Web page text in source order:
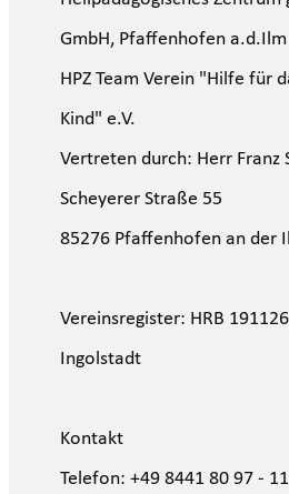
GmbH, Pfaffenhofen a.d.Ilm
HPZ Team Verein "Hilfe für
Kind" e.V.
Vertreten durch: Herr Franz
Scheyerer Straße 55
85276 Pfaffenhofen an der
Vereinsregister: HRB
Ingolstadt
Kontakt
Telefon: +49 8441 80 97 -